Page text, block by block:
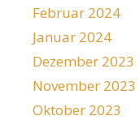
Februar 2024
Januar 2024
Dezember 2023
November 2023
Oktober 2023